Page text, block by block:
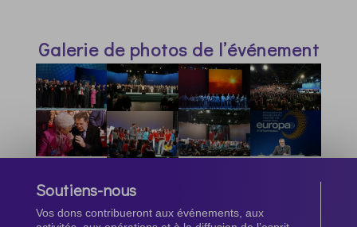
Galerie de photos de l’événement
Soutiens-nous
Vos dons contribueront aux événements, aux